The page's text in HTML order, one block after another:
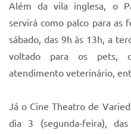
Sistema Colab
Autarquias
Além da vila inglesa, o
servirá como palco para as
sábado, das 9h às 13h, a
voltado para os pets,
atendimento veterinário,
Já o Cine Theatro de
dia 3 (segunda-feira),